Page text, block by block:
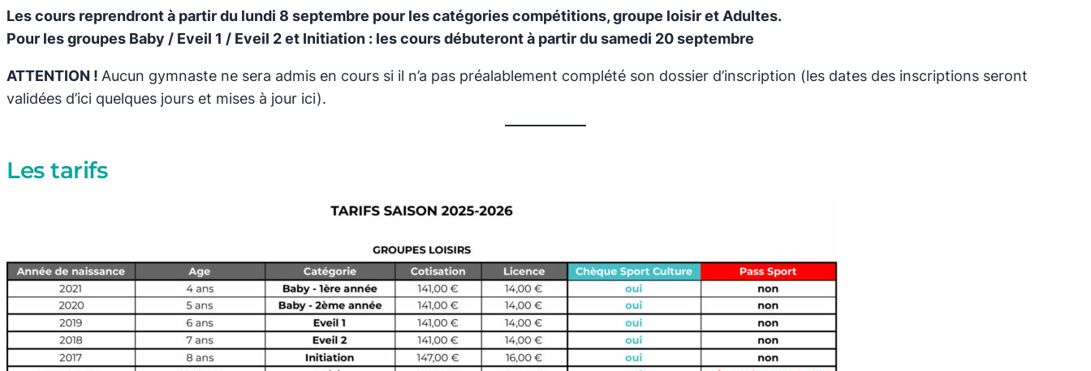
Les cours reprendront à partir du lundi 8 septembre pour les catégories compétitions, groupe loisir et Adultes.
Pour les groupes Baby / Eveil 1 / Eveil 2 et Initiation : les cours débuteront à partir du samedi 20 septembre
ATTENTION ! Aucun gymnaste ne sera admis en cours si il n’a pas préalablement complété son dossier d’inscription (les dates des inscriptions seront
validées d’ici quelques jours et mises à jour ici).
Les tarifs